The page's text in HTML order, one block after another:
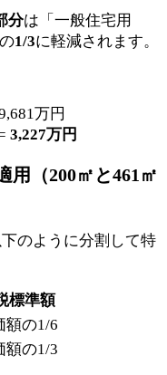
分は「一般住宅用
1/3に軽減されます。
万円
3,227万円
用（200㎡と461㎡
のように分割して特
標準額
額の1/6
額の1/3